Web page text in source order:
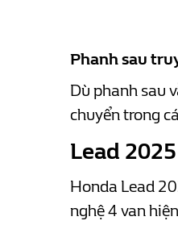
Phanh sau
Dù phanh sau
chuyển trong
Lead
Honda Lead
nghệ 4 van